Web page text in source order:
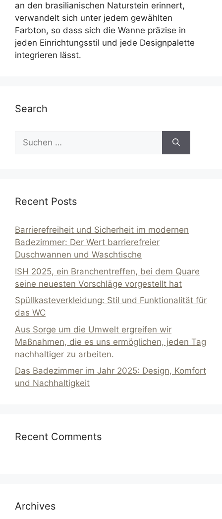
an den brasilianischen Naturstein erinnert,
verwandelt sich unter jedem gewählten
Farbton, so dass sich die Wanne präzise in
jeden Einrichtungsstil und jede Designpalette
integrieren lässt.
Search
Recent Posts
Barrierefreiheit und Sicherheit im modernen
Badezimmer: Der Wert barrierefreier
Duschwannen und Waschtische
ISH 2025, ein Branchentreffen, bei dem Quare
seine neuesten Vorschläge vorgestellt hat
Spüllkasteverkleidung: Stil und Funktionalität für
das WC
Aus Sorge um die Umwelt ergreifen wir
Maßnahmen, die es uns ermöglichen, jeden Tag
nachhaltiger zu arbeiten.
Das Badezimmer im Jahr 2025: Design, Komfort
und Nachhaltigkeit
Recent Comments
Archives